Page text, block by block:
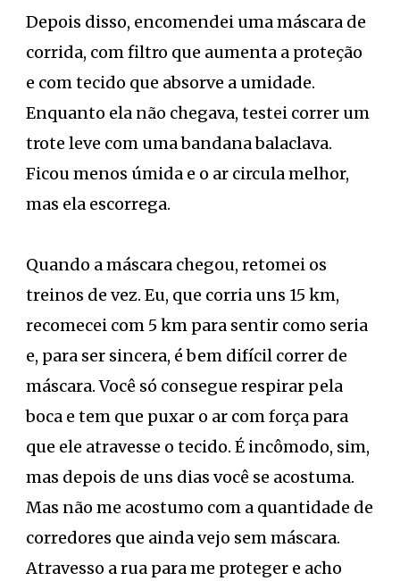
Depois disso, encomendei uma máscara de
corrida, com filtro que aumenta a proteção
e com tecido que absorve a umidade.
Enquanto ela não chegava, testei correr um
trote leve com uma bandana balaclava.
Ficou menos úmida e o ar circula melhor,
mas ela escorrega.
Quando a máscara chegou, retomei os
treinos de vez. Eu, que corria uns 15 km,
recomecei com 5 km para sentir como seria
e, para ser sincera, é bem difícil correr de
máscara. Você só consegue respirar pela
boca e tem que puxar o ar com força para
que ele atravesse o tecido. É incômodo, sim,
mas depois de uns dias você se acostuma.
Mas não me acostumo com a quantidade de
corredores que ainda vejo sem máscara.
Atravesso a rua para me proteger e acho